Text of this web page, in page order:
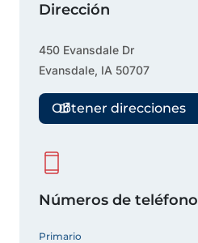
Dirección
450 Evansdale Dr
Evansdale, IA 50707
Obtener direcciones
Números de teléfono
Primario